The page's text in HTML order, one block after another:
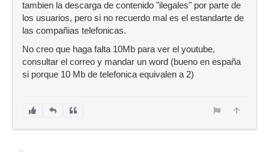
tambien la descarga de contenido "ilegales" por parte de
los usuarios, pero si no recuerdo mal es el estandarte de
las compañias telefonicas.
No creo que haga falta 10Mb para ver el youtube,
consultar el correo y mandar un word (bueno en españa
si porque 10 Mb de telefonica equivalen a 2)